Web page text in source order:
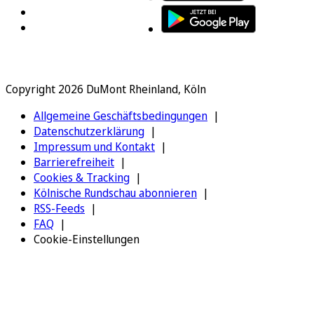
Copyright 2026 DuMont Rheinland, Köln
Allgemeine Geschäftsbedingungen
Datenschutzerklärung
Impressum und Kontakt
Barrierefreiheit
Cookies & Tracking
Kölnische Rundschau abonnieren
RSS-Feeds
FAQ
Cookie-Einstellungen